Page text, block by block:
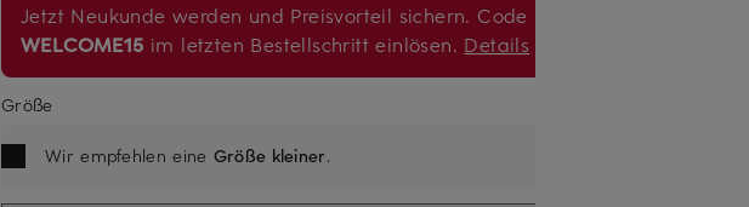
Jetzt Neukunde werden und Preisvorteil sichern. Code
WELCOME15 im letzten Bestellschritt einlösen. Details
Größe
Wir empfehlen eine Größe kleiner.